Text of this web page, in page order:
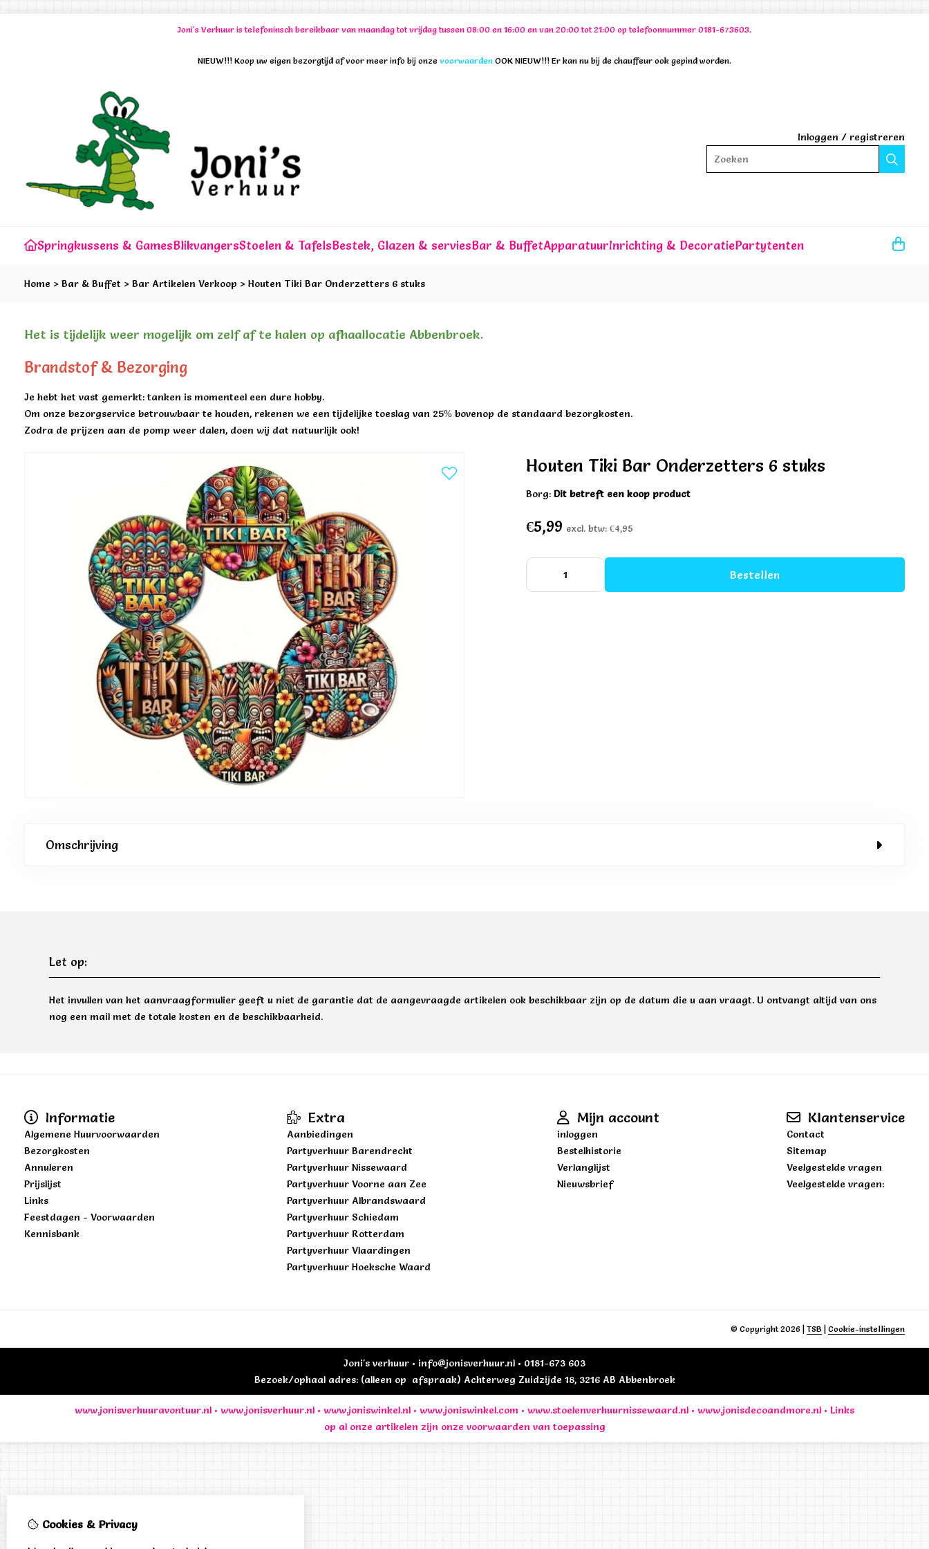
Joni's Verhuur is telefoninsch bereikbaar van maandag tot vrijdag tussen 08:00 en 16:00 en van 20:00 tot 21:00 op telefoonnummer 0181-673603.
NIEUW!!! Koop uw eigen bezorgtijd af voor meer info bij onze voorwaarden OOK NIEUW!!! Er kan nu bij de chauffeur ook gepind worden.
Inloggen / registreren
Zoeken
Springkussens & GamesBlikvangersStoelen & TafelsBestek, Glazen & serviesBar & BuffetApparatuurInrichting & DecoratiePartytenten
Home > Bar & Buffet > Bar Artikelen Verkoop > Houten Tiki Bar Onderzetters 6 stuks
Het is tijdelijk weer mogelijk om zelf af te halen op afhaallocatie Abbenbroek.
Brandstof & Bezorging
Je hebt het vast gemerkt: tanken is momenteel een dure hobby.
Om onze bezorgservice betrouwbaar te houden, rekenen we een tijdelijke toeslag van 25% bovenop de standaard bezorgkosten.
Zodra de prijzen aan de pomp weer dalen, doen wij dat natuurlijk ook!
Houten Tiki Bar Onderzetters 6 stuks
Borg:Dit betreft een koop product
€5,99 excl. btw:€4,95
Bestellen
Omschrijving
Let op:
Het invullen van het aanvraagformulier geeft u niet de garantie dat de aangevraagde artikelen ook beschikbaar zijn op de datum die u aan vraagt. U ontvangt altijd van ons
nog een mail met de totale kosten en de beschikbaarheid.
Informatie
Algemene Huurvoorwaarden
Bezorgkosten
Annuleren
Prijslijst
Links
Feestdagen - Voorwaarden
Kennisbank
Extra
Aanbiedingen
Partyverhuur Barendrecht
Partyverhuur Nissewaard
Partyverhuur Voorne aan Zee
Partyverhuur Albrandswaard
Partyverhuur Schiedam
Partyverhuur Rotterdam
Partyverhuur Vlaardingen
Partyverhuur Hoeksche Waard
Mijn account
inloggen
Bestelhistorie
Verlanglijst
Nieuwsbrief
Klantenservice
Contact
Sitemap
Veelgestelde vragen
Veelgestelde vragen:
© Copyright 2026 TSB Cookie-instellingen
Joni's verhuur • info@jonisverhuur.nl • 0181-673 603
Bezoek/ophaal adres: (alleen op afspraak) Achterweg Zuidzijde 18, 3216 AB Abbenbroek
www.jonisverhuuravontuur.nl • www.jonisverhuur.nl • www.joniswinkel.nl • www.joniswinkel.com • www.stoelenverhuurnissewaard.nl • www.jonisdecoandmore.nl • Links
op al onze artikelen zijn onze voorwaarden van toepassing
Cookies & Privacy